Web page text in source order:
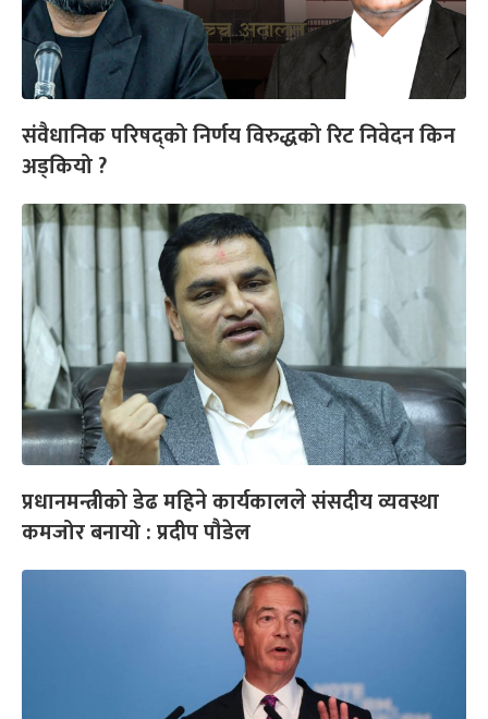
संवैधानिक परिषद्को निर्णय विरुद्धको रिट निवेदन किन
अड्कियो ?
प्रधानमन्त्रीको डेढ महिने कार्यकालले संसदीय व्यवस्था
कमजोर बनायो : प्रदीप पौडेल